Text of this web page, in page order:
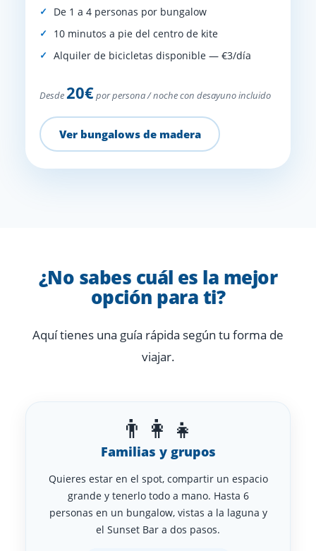
De 1 a 4 personas por bungalow
10 minutos a pie del centro de kite
Alquiler de bicicletas disponible — €3/día
Desde20€por persona / noche con desayuno incluido
Ver bungalows de madera
¿No sabes cuál es la mejor
opción para ti?
Aquí tienes una guía rápida según tu forma de
viajar.
👨‍👩‍👧
Familias y grupos
Quieres estar en el spot, compartir un espacio
grande y tenerlo todo a mano. Hasta 6
personas en un bungalow, vistas a la laguna y
el Sunset Bar a dos pasos.